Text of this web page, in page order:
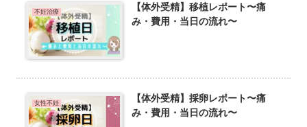
不妊治療
【体外受精】移植レポート〜痛
み・費用・当日の流れ〜
女性不妊
【体外受精】採卵レポート〜痛
み・費用・当日の流れ〜